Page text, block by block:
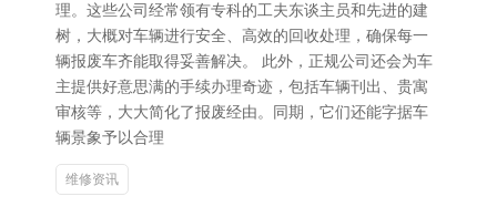
理。这些公司经常领有专科的工夫东谈主员和先进的建
树，大概对车辆进行安全、高效的回收处理，确保每一
辆报废车齐能取得妥善解决。 此外，正规公司还会为车
主提供好意思满的手续办理奇迹，包括车辆刊出、贵寓
审核等，大大简化了报废经由。同期，它们还能字据车
辆景象予以合理
维修资讯